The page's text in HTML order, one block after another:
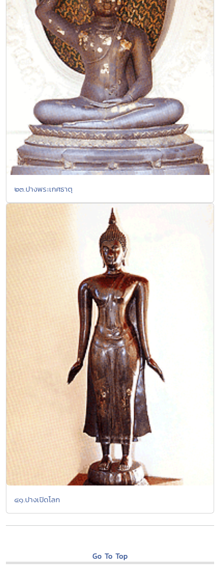
๒๓.ปางพระเกศธาตุ
๔๑.ปางเปิดโลก
Go To Top